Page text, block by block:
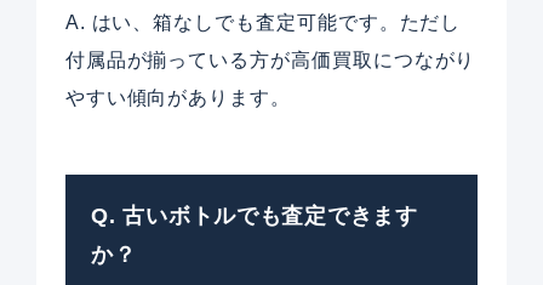
A. はい、箱なしでも査定可能です。ただし
付属品が揃っている方が高価買取につながり
やすい傾向があります。
Q. 古いボトルでも査定できます
か？